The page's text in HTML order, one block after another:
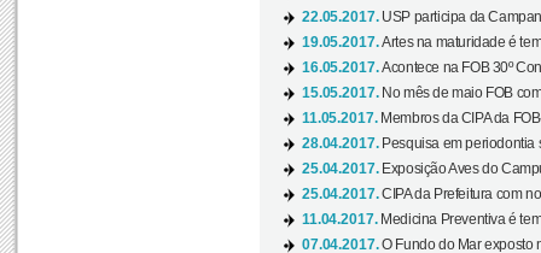
22.05.2017. USP participa da
19.05.2017.Artes na maturidade é
16.05.2017.Acontece na FOB 30º
15.05.2017. No mês de maio FOB
11.05.2017. Membros da CIPA da
28.04.2017. Pesquisa em periodontia
25.04.2017. Exposição Aves do
25.04.2017.CIPA da Prefeitura com
11.04.2017. Medicina Preventiva é
07.04.2017.O Fundo do Mar exposto